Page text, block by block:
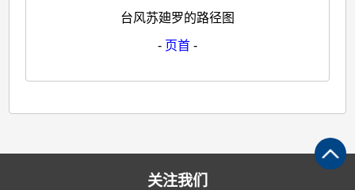
台风苏廸罗的路径图
- 页首 -
关注我们